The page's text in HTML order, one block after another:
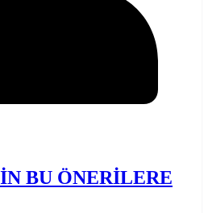
BU ÖNERİLERE